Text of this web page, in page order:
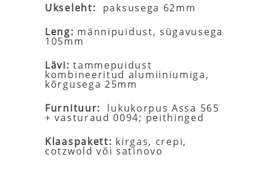
Ukseleht: paksusega 62mm
Leng: männipuidust, sügavusega
105mm
Lävi: tammepuidust
kombineeritud alumiiniumiga,
kõrgusega 25mm
Furnituur: lukukorpus Assa 565
+ vasturaud 0094; peithinged
Klaaspakett: kirgas, crepi,
cotzwold või satinovo